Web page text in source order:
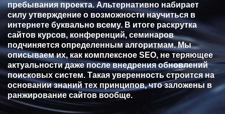
пребывания проекта. Альтернативно набирает
силу утверждение о возможности научиться в
интернете буквально всему. В итоге раскрутка
сайтов курсов, конференций, семинаров
подчиняется определенным алгоритмам. Мы
описываем их, как комплексное SEO, не теряющее
актуальности даже после внедрения обновлений
поисковых систем. Такая уверенность строится на
основании знаний тех принципов, что заложены в
ранжирование сайтов вообще.